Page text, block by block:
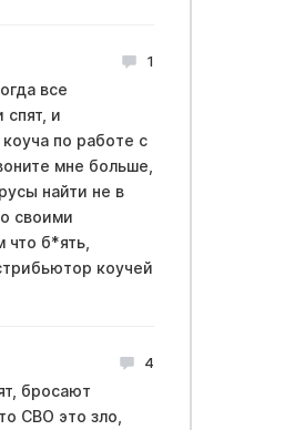
1
все
и
по работе с
мне больше,
найти не в
своими
б*ять,
коучей
4
бросают
CBO это зло,